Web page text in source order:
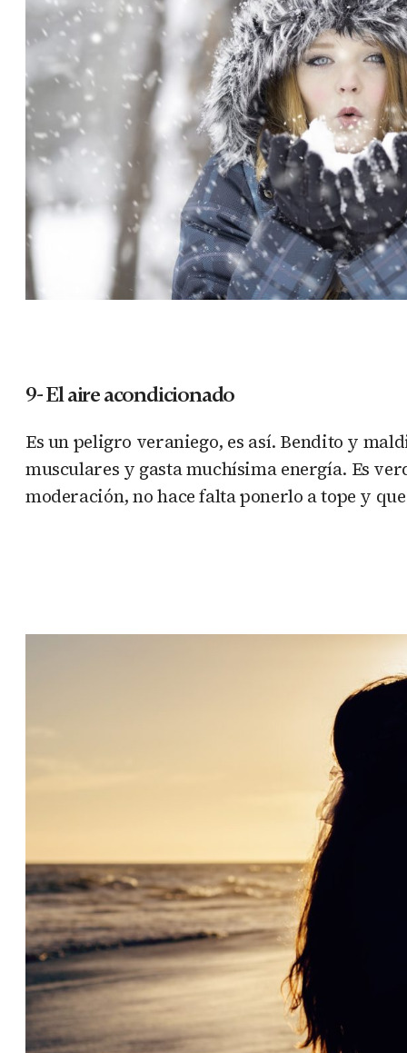
9- El aire acondicionado
Es un peligro veraniego, es así. Bendito y
musculares y gasta muchísima energía. Es
moderación, no hace falta ponerlo a tope y